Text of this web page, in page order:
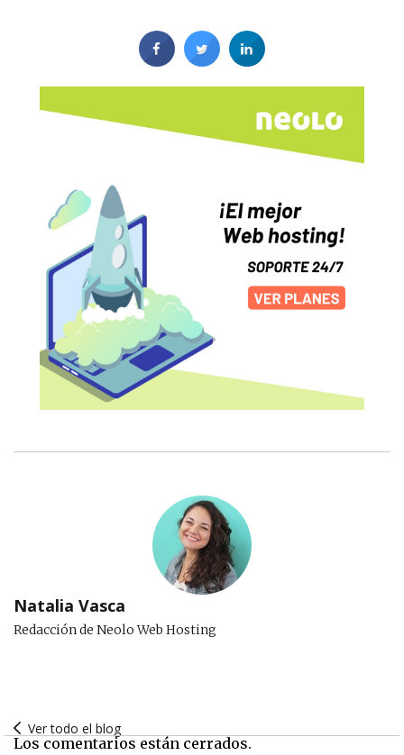
Natalia Vasca
Redacción de Neolo Web Hosting
Ver todo el blog
Los comentarios están cerrados.